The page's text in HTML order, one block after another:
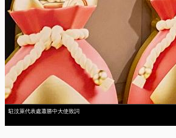
駐汶萊代表處蕭勝中大使致詞